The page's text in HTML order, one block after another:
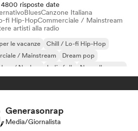
risposte date
BluesCanzone Italiana
fi Hip-HopCommerciale / Mainstream
artisti alla radio
le vacanze
Chill / Lo-fi Hip-Hop
/ Mainstream
Dream pop
/ Nu Jazz
Indie folk
Nouvelle scene
Generasonrap
Media/Giornalista